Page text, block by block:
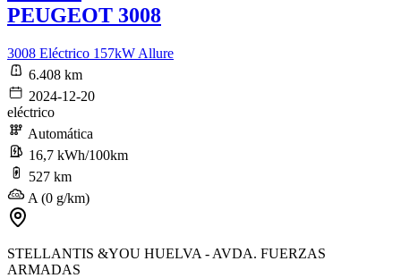
PEUGEOT 3008
3008 Eléctrico 157kW Allure
6.408 km
2024-12-20
eléctrico
Automática
16,7 kWh/100km
527 km
A (0 g/km)
STELLANTIS &YOU HUELVA - AVDA. FUERZAS
ARMADAS